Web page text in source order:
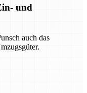
und
auch das